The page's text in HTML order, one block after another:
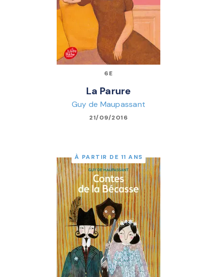
6E
La Parure
Guy de Maupassant
21/09/2016
À PARTIR DE 11 ANS